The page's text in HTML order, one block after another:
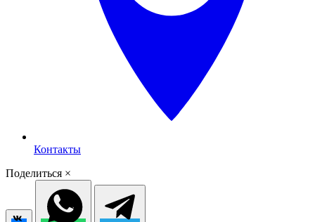
Контакты
Поделиться ×